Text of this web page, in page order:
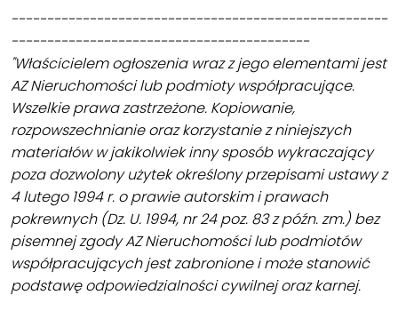
-----------------------------------------------------
------------------------------------------
"Właścicielem ogłoszenia wraz z jego elementami jest
AZ Nieruchomości lub podmioty współpracujące.
Wszelkie prawa zastrzeżone. Kopiowanie,
rozpowszechnianie oraz korzystanie z niniejszych
materiałów w jakikolwiek inny sposób wykraczający
poza dozwolony użytek określony przepisami ustawy z
4 lutego 1994 r. o prawie autorskim i prawach
pokrewnych (Dz. U. 1994, nr 24 poz. 83 z późn. zm.) bez
pisemnej zgody AZ Nieruchomości lub podmiotów
współpracujących jest zabronione i może stanowić
podstawę odpowiedzialności cywilnej oraz karnej.